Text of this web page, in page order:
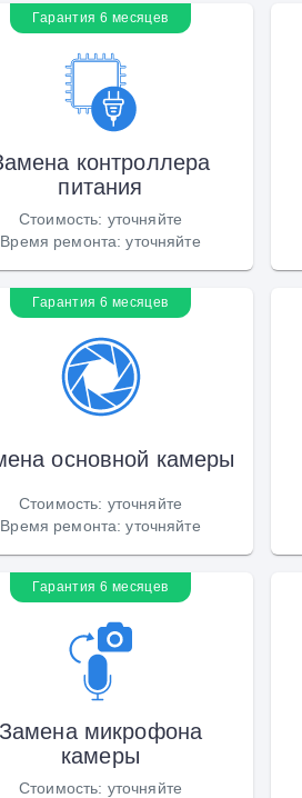
Гарантия 6 месяцев
контроллера
питания
Стоимость: уточняйте
Время ремонта:уточняйте
Гарантия 6 месяцев
основной камеры
Стоимость: уточняйте
Время ремонта:уточняйте
Гарантия 6 месяцев
Замена микрофона
камеры
Стоимость: уточняйте